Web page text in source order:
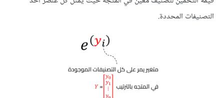
التصنيفات المحددة.